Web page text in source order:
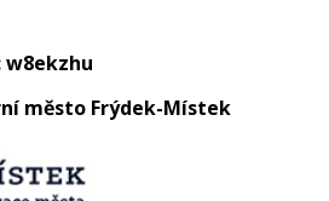
w8ekzhu
město Frýdek-Místek